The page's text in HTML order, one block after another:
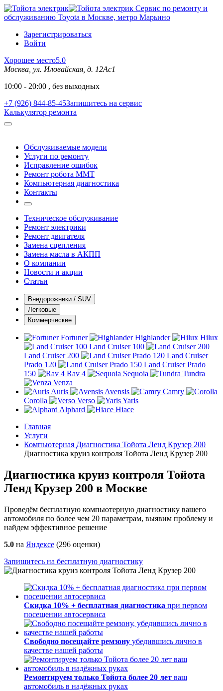
Сервис по ремонту и
обслуживанию Toyota в Москве, метро Марьино
Зарегистрироваться
Войти
Хорошее место5.0
Москва, ул. Иловайская, д. 12Ас1
10:00 - 20:00 , без выходных
+7 (926) 844-85-45Запишитесь на сервис
Калькулятор ремонта
Обслуживаемые модели
Услуги по ремонту
Исправление ошибок
Ремонт робота MMT
Компьютерная диагностика
Контакты
Техническое обслуживание
Ремонт электрики
Ремонт двигателя
Замена сцепления
Замена масла в АКПП
О компании
Новости и акции
Статьи
Внедорожники / SUV
Легковые
Коммерческие
Fortuner Highlander
Hilux
Land Cruiser 100
Land Cruiser 200
Land Cruiser
Prado 120
Land Cruiser Prado
150
Rav 4 Sequoia
Tundra
Venza
Auris
Avensis
Camry
Corolla
Verso
Yaris
Alphard
Hiace
Главная
Услуги
Компьютерная Диагностика Тойота Ленд Крузер 200
Диагностика круиз контроля Тойота Ленд Крузер 200
Диагностика круиз контроля Тойота
Ленд Крузер 200 в Москве
Проведём бесплатную компьютерную диагностику вашего
автомобиля по более чем 20 параметрам, выявим проблему и
найдем эффективное решение
5.0 на Яндексе (296 оценки)
Запишитесь на бесплатную диагностику
Скидка 10% + бесплатная диагностика при первом
посещении автосервиса
Свободно посещайте ремзону убедившись лично в
качестве нашей работы
Ремонтируем только Тойота более 20 лет ваш
автомобиль в надёжных руках